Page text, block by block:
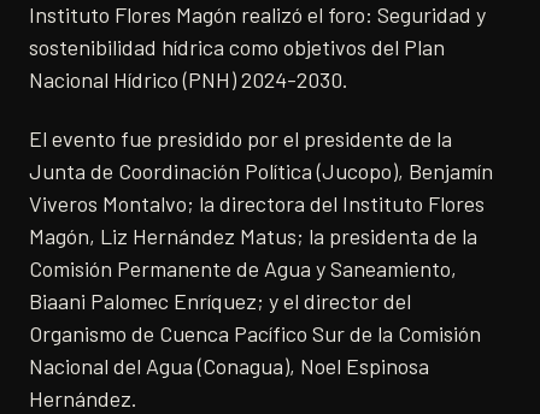
Instituto Flores Magón realizó el foro: Seguridad y
sostenibilidad hídrica como objetivos del Plan
Nacional Hídrico (PNH) 2024-2030.
El evento fue presidido por el presidente de la
Junta de Coordinación Política (Jucopo), Benjamín
Viveros Montalvo; la directora del Instituto Flores
Magón, Liz Hernández Matus; la presidenta de la
Comisión Permanente de Agua y Saneamiento,
Biaani Palomec Enríquez; y el director del
Organismo de Cuenca Pacífico Sur de la Comisión
Nacional del Agua (Conagua), Noel Espinosa
Hernández.